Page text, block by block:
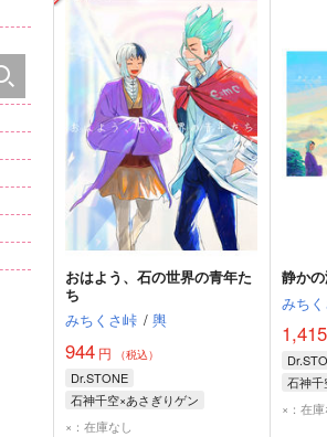
おはよう、石の世界の青年た
ち
みちくさ峠 / 輿
944 円 （税込）
Dr.STONE
石神千空×あさぎりゲン
石神千空
×：在庫なし
静か
みち
1,415
石神千
石神千
×：在庫